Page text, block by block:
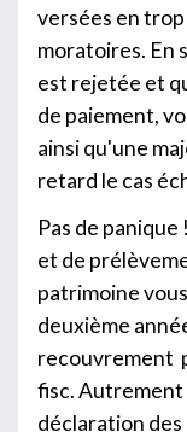
versées en
moratoires. En
est rejetée et
de paiement,
ainsi qu'une
retard le cas
Pas de
et de
patrimoine
deuxième
recouvrement
fisc. Autrement
déclaration